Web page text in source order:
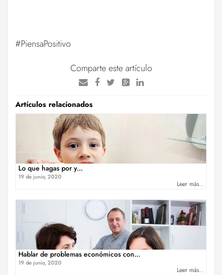
#PiensaPositivo
Comparte este artículo
Artículos relacionados
Lo que hagas por y...
19 de junio, 2020
Leer más...
Hablar de problemas económicos con...
19 de junio, 2020
Leer más...